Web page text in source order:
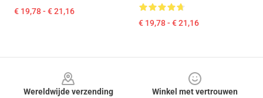
€ 19,78 - € 21,16
€ 19,78 - € 21,16
Wereldwijde verzending
Winkel met vertrouwen